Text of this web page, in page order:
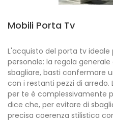
Mobili Porta Tv
L'acquisto del porta tv
personale: la regola
sbagliare, basti confermare
con i restanti pezzi di
per te è complessivamente
dice che, per evitare di
precisa coerenza stilistica